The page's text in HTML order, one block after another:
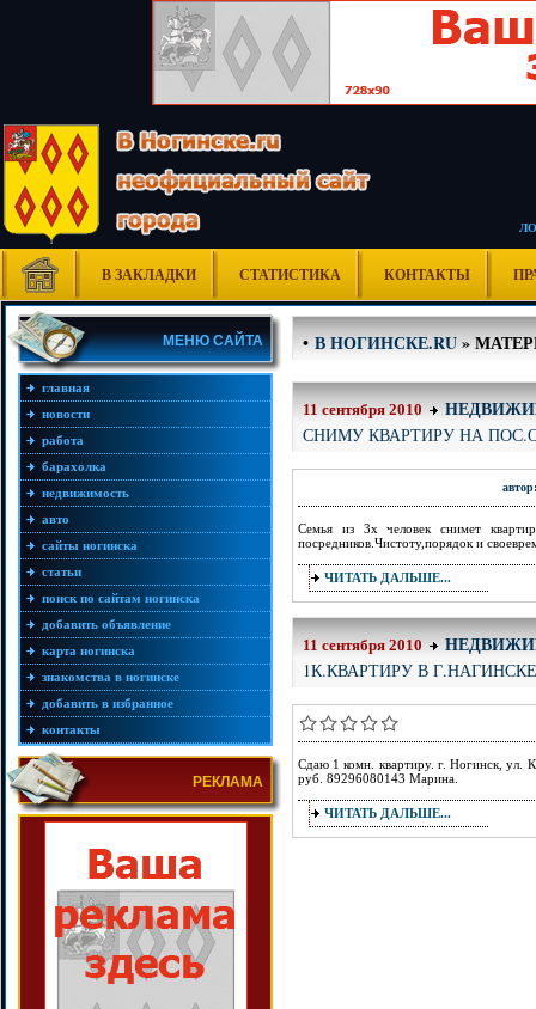
В ЗАКЛАДКИ СТАТИСТИКА КОНТАКТЫ
МЕНЮ САЙТА
главная
новости
работа
барахолка
недвижимость
авто
сайты ногинска
статьи
поиск по сайтам ногинска
добавить объявление
карта ногинска
знакомства в ногинске
добавить в избранное
контакты
РЕКЛАМА
•В НОГИНСКЕ.RU»
11 сентября 2010
СНИМУ КВАРТИРУ НА
Семья из 3х человек снимет
посредников.Чистоту,порядок и
ЧИТАТЬ ДАЛЬШЕ...
11 сентября 2010
1К.КВАРТИРУ В Г.НАГИНСКЕ
Сдаю 1 комн. квартиру. г. Ногинск, ул.
руб. 89296080143 Марина.
ЧИТАТЬ ДАЛЬШЕ...